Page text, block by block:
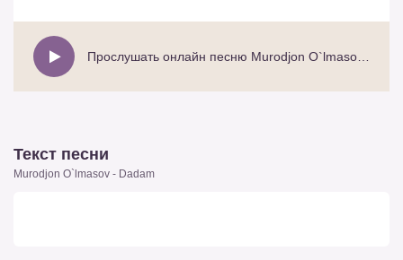
Текст песни
Murodjon O`lmasov - Dadam